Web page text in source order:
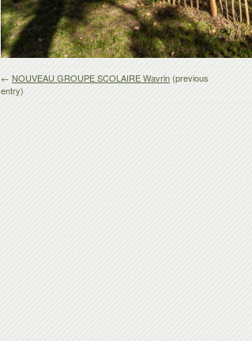
← NOUVEAU GROUPE SCOLAIRE Wavrin (previous
entry)